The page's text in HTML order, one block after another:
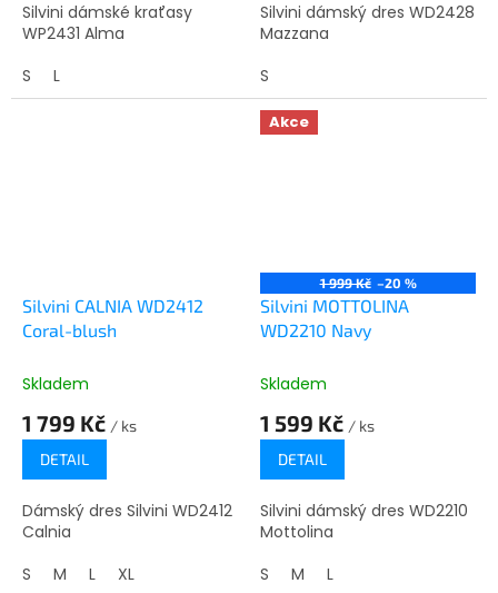
Silvini dámské kraťasy
WP2431 Alma
S
L
Silvini dámský dres WD2428
Mazzana
S
Silvini CALNIA WD2412
Coral-blush
Skladem
1 799 Kč / ks
DETAIL
Dámský dres Silvini WD2412
Calnia
S
M L XL
Akce
1 999 Kč –20 %
Silvini MOTTOLINA
WD2210 Navy
Skladem
1 599 Kč / ks
DETAIL
Silvini dámský dres WD2210
Mottolina
S
M L